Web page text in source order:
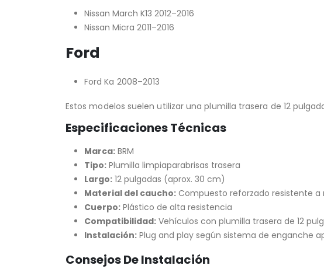
Nissan March K13 2012–2016
Nissan Micra 2011–2016
Ford
Ford Ka 2008–2013
Estos modelos suelen utilizar una plumilla trasera de 12
Especificaciones Técnicas
Marca: BRM
Tipo: Plumilla limpiaparabrisas trasera
Largo: 12 pulgadas (aprox. 30 cm)
Material del caucho: Compuesto reforzado resistente a
Cuerpo: Plástico de alta resistencia
Compatibilidad: Vehículos con plumilla trasera de 12
Instalación: Plug and play según sistema de enganche
Consejos De Instalación